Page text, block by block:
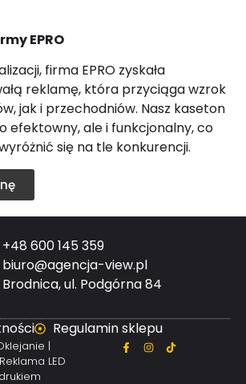
EPRO
firma EPRO zyskała
reklamę, która przyciąga wzrok
jak i przechodniów. Nasz kaseton
efektowny, ale i funkcjonalny, co
się na tle konkurencji.
+48 600 145 359
biuro@agencja-view.pl
Brodnica, ul. Podgórna 84
Regulamin sklepu
|
LED